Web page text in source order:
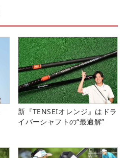
新『TENSEIオレンジ』はドラ
イバーシャフトの“最適解”